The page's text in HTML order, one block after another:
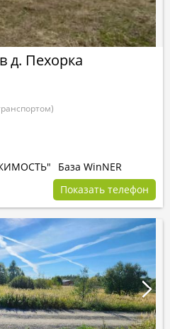
д. Пехорка
База WinNER
Показать телефон